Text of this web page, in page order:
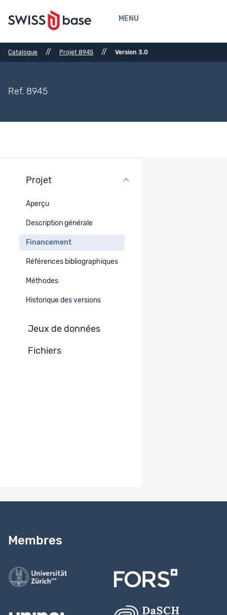
MENU
Catalogue // Projet 8945 // Version 3.0
Ref. 8945
Projet
Aperçu
Description générale
Financement
Références bibliographiques
Méthodes
Historique des versions
Jeux de données
Fichiers
Type de projet
Recherche subventionnée par le FNS
Subside FNS
N° 13DPD3-109786/1
Membres